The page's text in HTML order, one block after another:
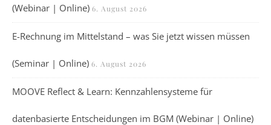
(Webinar | Online) 6. August 2026
E-Rechnung im Mittelstand – was Sie jetzt wissen müssen
(Seminar | Online) 6. August 2026
MOOVE Reflect & Learn: Kennzahlensysteme für
datenbasierte Entscheidungen im BGM (Webinar | Online)